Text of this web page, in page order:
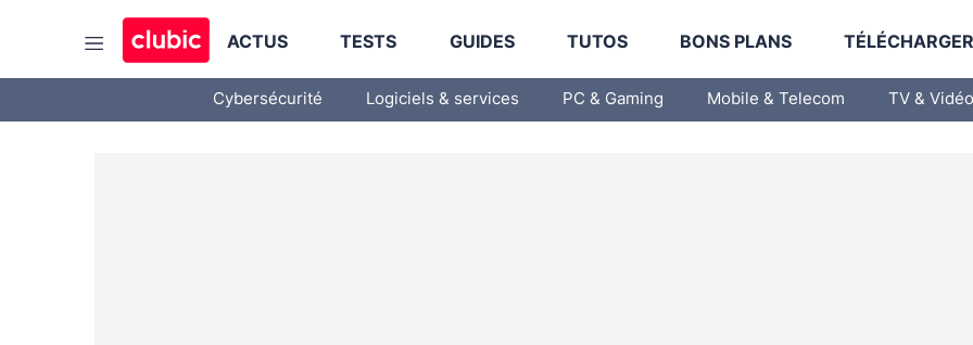
ACTUS TESTS GUIDES TUTOS BONS PLANS
Cybersécurité Logiciels & services PC & Gaming Mobile & Telecom TV & Vidéo